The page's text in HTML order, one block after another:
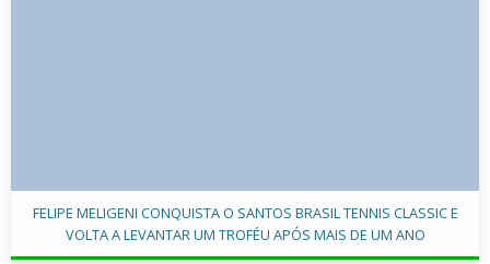
FELIPE MELIGENI CONQUISTA O SANTOS BRASIL TENNIS CLASSIC E
VOLTA A LEVANTAR UM TROFÉU APÓS MAIS DE UM ANO